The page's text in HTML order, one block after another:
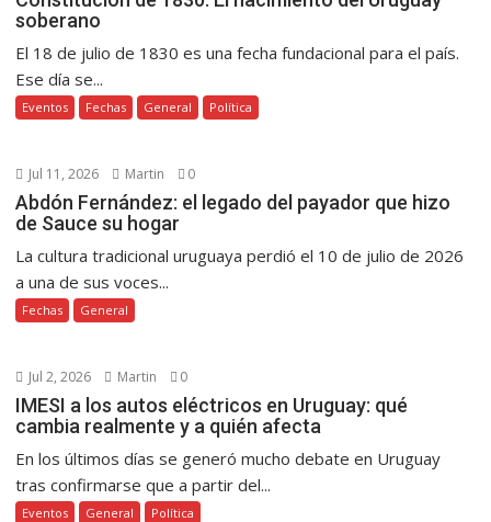
soberano
El 18 de julio de 1830 es una fecha fundacional para el país.
Ese día se...
Eventos Fechas General Política
Jul 11, 2026 Martin 0
Abdón Fernández: el legado del payador que hizo
de Sauce su hogar
La cultura tradicional uruguaya perdió el 10 de julio de 2026
a una de sus voces...
Fechas General
Jul 2, 2026 Martin 0
IMESI a los autos eléctricos en Uruguay: qué
cambia realmente y a quién afecta
En los últimos días se generó mucho debate en Uruguay
tras confirmarse que a partir del...
Eventos General Política